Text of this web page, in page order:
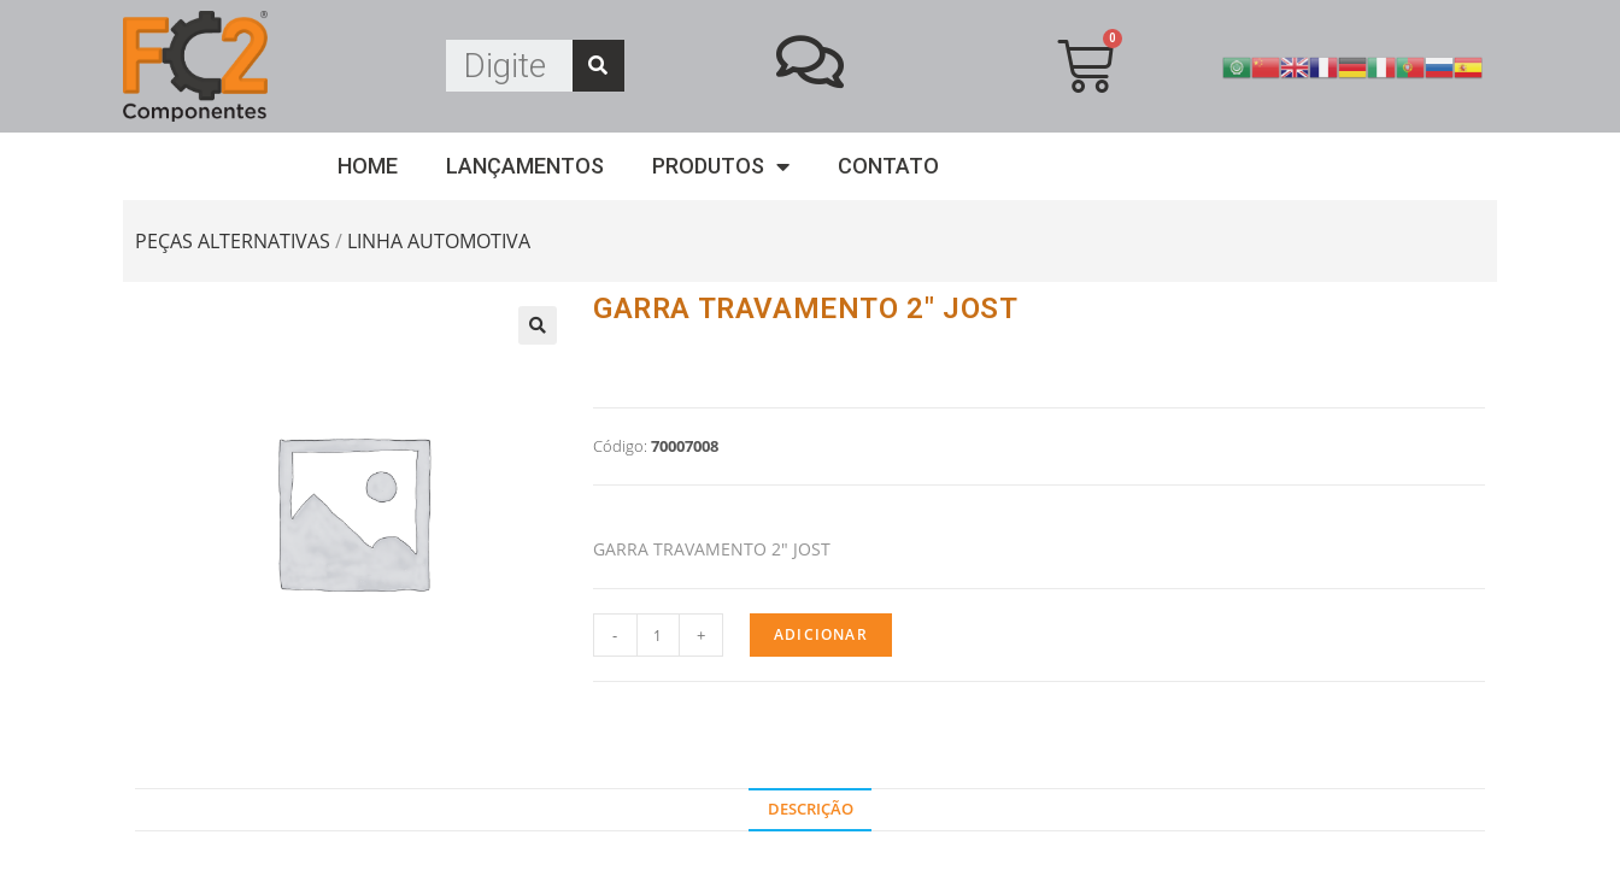
HOME LANÇAMENTOS PRODUTOS CONTATO
PEÇAS ALTERNATIVAS / LINHA AUTOMOTIVA
GARRA TRAVAMENTO 2" JOST
Código: 70007008
GARRA TRAVAMENTO 2″ JOST
- + ADICIONAR
DESCRIÇÃO